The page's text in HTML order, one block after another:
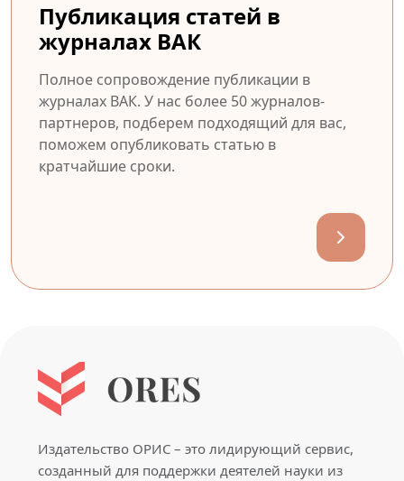
Публикация статей в
журналах ВАК
Полное сопровождение публикации в
журналах ВАК. У нас более 50 журналов-
партнеров, подберем подходящий для вас,
поможем опубликовать статью в
кратчайшие сроки.
Издательство ОРИС – это лидирующий сервис,
созданный для поддержки деятелей науки из